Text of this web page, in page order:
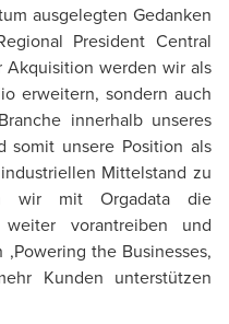
ausgelegten Gedanken
President Central
Akquisition werden wir als
erweitern, sondern auch
innerhalb unseres
somit unsere Position als
Mittelstand zu
wir mit Orgadata die
vorantreiben und
the Businesses,
Kunden unterstützen